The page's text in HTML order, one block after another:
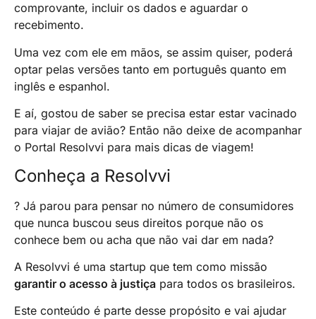
comprovante, incluir os dados e aguardar o
recebimento.
Uma vez com ele em mãos, se assim quiser, poderá
optar pelas versões tanto em português quanto em
inglês e espanhol.
E aí, gostou de saber se precisa estar estar vacinado
para viajar de avião? Então não deixe de acompanhar
o Portal Resolvvi para mais dicas de viagem!
Conheça a Resolvvi
? Já parou para pensar no número de consumidores
que nunca buscou seus direitos porque não os
conhece bem ou acha que não vai dar em nada?
A Resolvvi é uma startup que tem como missão
garantir o acesso à justiça para todos os brasileiros.
Este conteúdo é parte desse propósito e vai ajudar